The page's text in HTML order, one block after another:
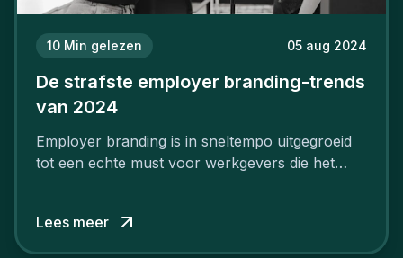
10 Min gelezen 05 aug 2024
De strafste employer branding-trends
van 2024
Employer branding is in sneltempo uitgegroeid
tot een echte must voor werkgevers die het
Lees meer